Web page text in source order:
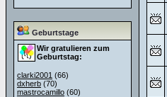
Geburtstage
Wir gratulieren zum
Geburtstag:
clarki2001 (66)
dxherb (70)
mastrocamillo (60)